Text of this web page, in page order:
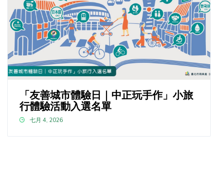
「友善城市體驗日｜中正玩手作」小旅
行體驗活動入選名單
七月 4, 2026